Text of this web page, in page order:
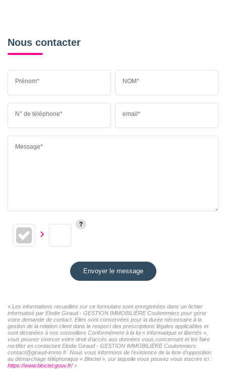
Nous contacter
Prénom* NOM*
N° de téléphone* email*
Message*
Envoyer le message
« Les informations recueillies sur ce formulaire sont enregistrées dans un fichier
informatisé par Elodie Giraud - GESTION IMMOBILIÈRE Coulommiers pour gérer
votre demande de contact. Elles sont conservées pour la durée nécessaire à la
gestion de la relation client dans le respect des prescriptions légales applicables et
sont destinées à nos conseillers Conformément à la loi « informatique et libertés »,
vous pouvez exercer votre droit d'accès aux données vous concernant et les faire
rectifier en contactant Elodie Giraud - GESTION IMMOBILIÈRE Coulommiers
contact@giraud-immo.fr. Nous vous informons de l'existence de la liste d'opposition
au démarchage téléphonique « Bloctel », sur laquelle vous pouvez vous inscrire ici :
https://www.bloctel.gouv.fr/»